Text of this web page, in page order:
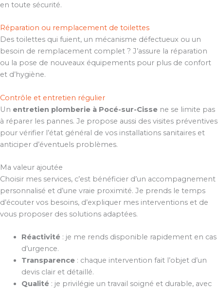
en toute sécurité.
Réparation ou remplacement de toilettes
Des toilettes qui fuient, un mécanisme défectueux ou un
besoin de remplacement complet ? J’assure la réparation
ou la pose de nouveaux équipements pour plus de confort
et d’hygiène.
Contrôle et entretien régulier
Un entretien plomberie à Pocé-sur-Cisse ne se limite pas
à réparer les pannes. Je propose aussi des visites préventives
pour vérifier l’état général de vos installations sanitaires et
anticiper d’éventuels problèmes.
Ma valeur ajoutée
Choisir mes services, c’est bénéficier d’un accompagnement
personnalisé et d’une vraie proximité. Je prends le temps
d’écouter vos besoins, d’expliquer mes interventions et de
vous proposer des solutions adaptées.
Réactivité: je me rends disponible rapidement en cas
d’urgence.
Transparence: chaque intervention fait l’objet d’un
devis clair et détaillé.
Qualité: je privilégie un travail soigné et durable, avec